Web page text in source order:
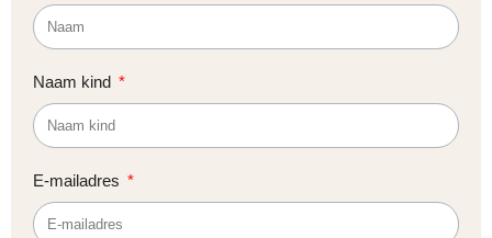
Naam kind
E-mailadres